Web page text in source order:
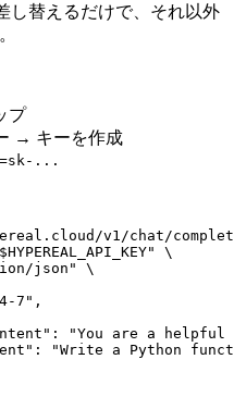
し替えるだけで、それ以外
プ
→ キーを作成
...
v1/chat/
\
json" \
7",
"You are a helpful
"Write a Python